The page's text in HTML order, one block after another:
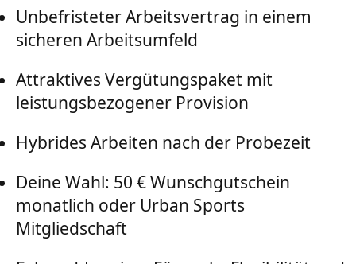
Unbefristeter Arbeitsvertrag in einem
sicheren Arbeitsumfeld
Attraktives Vergütungspaket mit
leistungsbezogener Provision
Hybrides Arbeiten nach der Probezeit
Deine Wahl: 50 € Wunschgutschein
monatlich oder Urban Sports
Mitgliedschaft